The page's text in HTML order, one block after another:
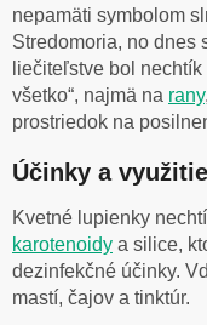
nepamäti symbolom
Stredomoria, no dnes
liečiteľstve bol
všetko“, najmä na rany,
prostriedok na
Účinky a využitie
Kvetné lupienky
karotenoidy a silice,
dezinfekčné účinky.
mastí, čajov a tinktúr.